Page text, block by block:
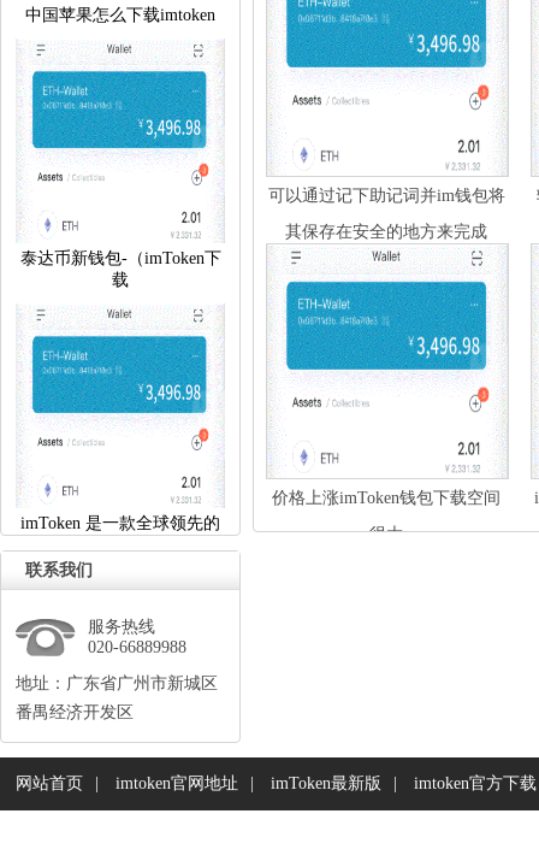
中国苹果怎么下载imtoken
泰达币新钱包-（imToken下
载
imToken是一款全球领先的
联系我们
服务热线
020-66889988
地址：广东省广州市新城区
番禺经济开发区
可以通过记下助记词并im钱包将
其保存在安全的地方来完成
价格上涨imToken钱包下载空间
很大
网站首页 imtoken官网地址 imToken最新版 imtoken官方下载